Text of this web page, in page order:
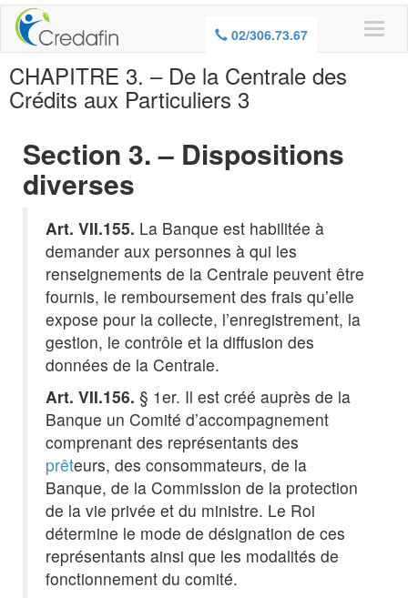
ATTENTION, EMPRUNTER DE L’ARGENT
COUTE AUSSI DE L’ARGENT
02/306.73.67
CHAPITRE 3. – De la Centrale des
Crédits aux Particuliers 3
Section 3. – Dispositions
diverses
Art. VII.155. La Banque est habilitée à
demander aux personnes à qui les
renseignements de la Centrale peuvent être
fournis, le remboursement des frais qu’elle
expose pour la collecte, l’enregistrement, la
gestion, le contrôle et la diffusion des
données de la Centrale.
Art. VII.156. § 1er. Il est créé auprès de la
Banque un Comité d’accompagnement
comprenant des représentants des
prêteurs, des consommateurs, de la
Banque, de la Commission de la protection
de la vie privée et du ministre. Le Roi
détermine le mode de désignation de ces
représentants ainsi que les modalités de
fonctionnement du comité.